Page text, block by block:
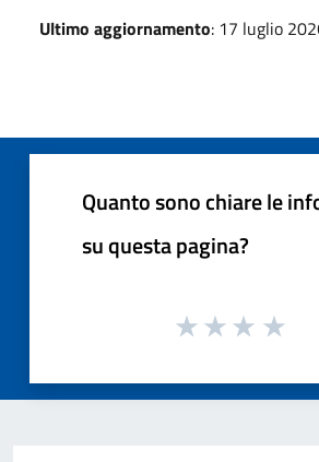
Ultimo aggiornamento: 17 luglio
Quanto sono chiare le
su questa pagina?